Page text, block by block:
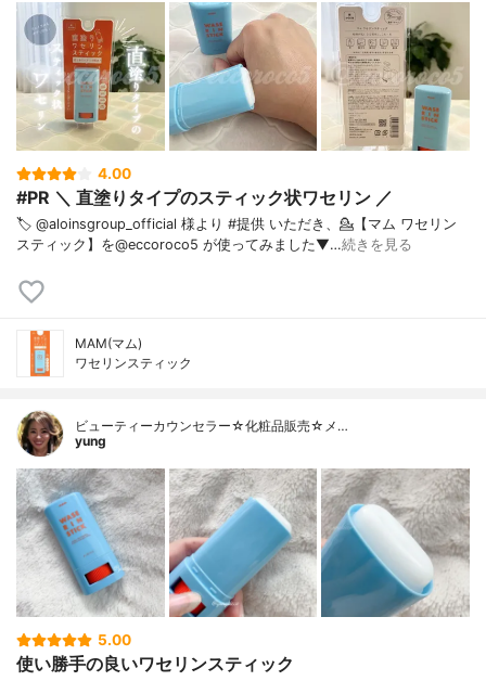
4.00
#PR ＼ 直塗りタイプのスティック状ワセリン ／
🏷️ @aloinsgroup_official 様より #提供 いただき、⁡💁【マム ワセリン
スティック】を@eccoroco5 が使ってみました⁡⁡⁡⁡▼⁡…続きを見る
MAM(マム)
ワセリンスティック
ビューティーカウンセラー☆化粧品販売☆メ…
yung
5.00
使い勝手の良いワセリンスティック